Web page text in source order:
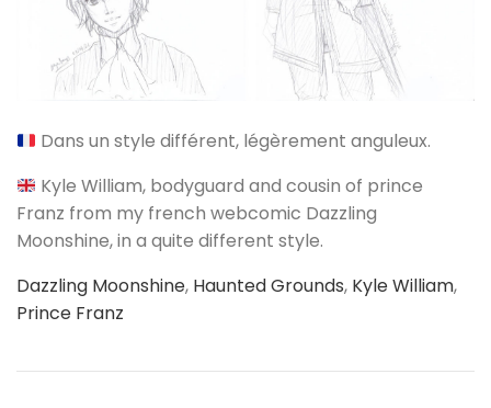
Dans un style différent, légèrement anguleux.
Kyle William, bodyguard and cousin of prince
Franz from my french webcomic Dazzling
Moonshine, in a quite different style.
Dazzling Moonshine, Haunted Grounds, Kyle William,
Prince Franz